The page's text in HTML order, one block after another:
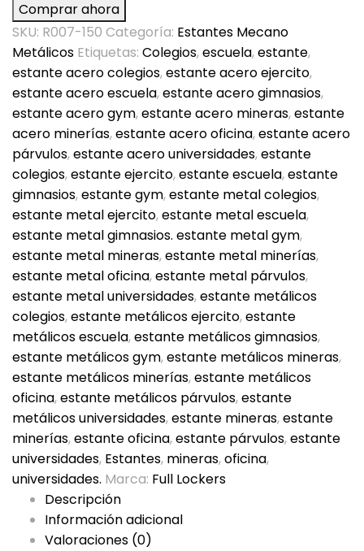
Metálico
60X150
cantidad
Comprar ahora
SKU: R007-150 Categoría: Estantes Mecano
Metálicos Etiquetas: Colegios,escuela,estante,
estante acero colegios,estante acero ejercito,
estante acero escuela,estante acero gimnasios,
estante acero gym,estante acero mineras,estante
acero minerías,estante acero oficina,estante acero
párvulos,estante acero universidades,estante
colegios,estante ejercito,estante escuela,estante
gimnasios,estante gym,estante metal colegios,
estante metal ejercito,estante metal escuela,
estante metal gimnasios. estante metal gym,
estante metal mineras,estante metal minerías,
estante metal oficina,estante metal párvulos,
estante metal universidades,estante metálicos
colegios,estante metálicos ejercito,estante
metálicos escuela,estante metálicos gimnasios,
estante metálicos gym,estante metálicos mineras,
estante metálicos minerías,estante metálicos
oficina,estante metálicos párvulos,estante
metálicos universidades,estante mineras,estante
minerías,estante oficina,estante párvulos,estante
universidades, Estantes, mineras,oficina,
universidades. Marca: Full Lockers
Descripción
Información adicional
Valoraciones (0)